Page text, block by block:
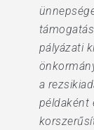
pályázati
a
példaként